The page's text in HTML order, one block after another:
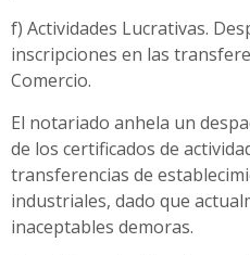
f) Actividades Lucrativas.
inscripciones en las
Comercio.
El notariado anhela un
de los certificados de
transferencias de
industriales, dado que
inaceptables demoras.